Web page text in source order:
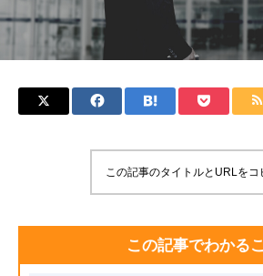
この記事のタイトルとURLをコ
この記事でわかる